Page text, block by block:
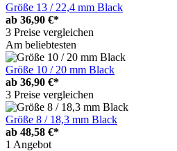
Größe 13 / 22,4 mm Black
ab 36,90 €*
3 Preise vergleichen
Am beliebtesten
Größe 10 / 20 mm Black
ab 36,90 €*
3 Preise vergleichen
Größe 8 / 18,3 mm Black
ab 48,58 €*
1 Angebot